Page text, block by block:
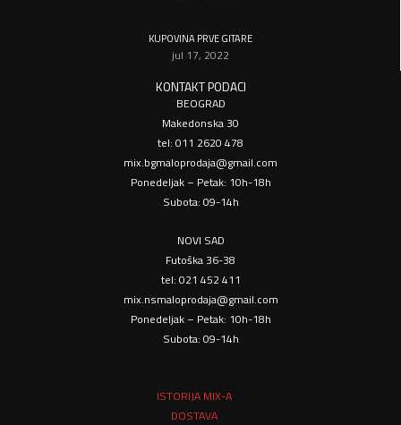
KUPOVINA PRVE GITARE
jul 17, 2022
KONTAKT PODACI
BEOGRAD
Makedonska 30
tel: 011 2620 478
mix.bgmaloprodaja@gmail.com
Ponedeljak – Petak: 10h-18h
Subota: 09-14h
NOVI SAD
Futoška 36-38
tel: 021 452 411
mix.nsmaloprodaja@gmail.com
Ponedeljak – Petak: 10h-18h
Subota: 09-14h
ISTORIJA MIX-A
DOSTAVA